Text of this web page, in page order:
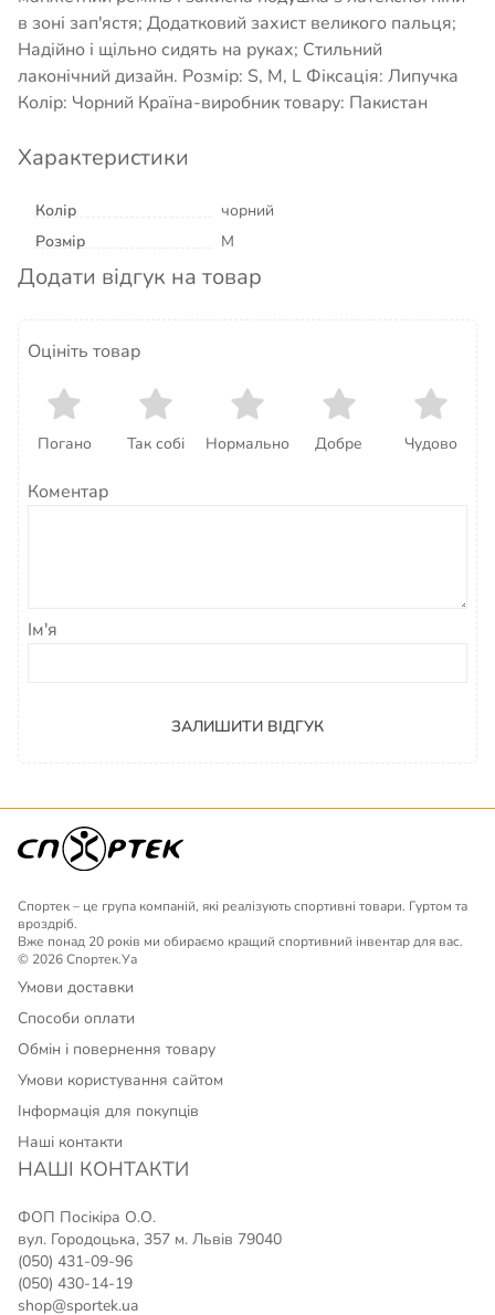
в зоні зап'ястя; Додатковий захист великого пальця;
Надійно і щільно сидять на руках; Стильний
лаконічний дизайн. Розмір: S, M, L Фіксація: Липучка
Колір: Чорний Країна-виробник товару: Пакистан
Характеристики
Колір
чорний
Розмір
M
Додати відгук на товар
Оцініть товар
Погано Так собі Нормально Добре Чудово
Коментар
Ім'я
ЗАЛИШИТИ ВІДГУК
Спортек – це група компаній, які реалізують спортивні товари. Гуртом та
вроздріб.
Вже понад 20 років ми обираємо кращий спортивний інвентар для вас.
© 2026 Спортек.Уа
Умови доставки
Способи оплати
Обмін і повернення товару
Умови користування сайтом
Інформація для покупців
Наші контакти
НАШІ КОНТАКТИ
ФОП Посікіра О.О.
вул. Городоцька, 357 м. Львів 79040
(050) 431-09-96
(050) 430-14-19
shop@sportek.ua